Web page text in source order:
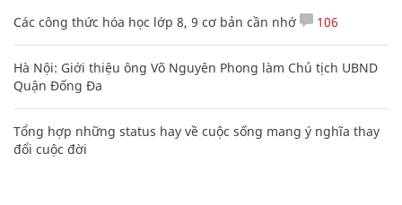
Các công thức hóa học lớp 8, 9 cơ bản cần nhớ 106
Hà Nội: Giới thiệu ông Võ Nguyên Phong làm Chủ tịch UBND
Quận Đống Đa
Tổng hợp những status hay về cuộc sống mang ý nghĩa thay
đổi cuộc đời